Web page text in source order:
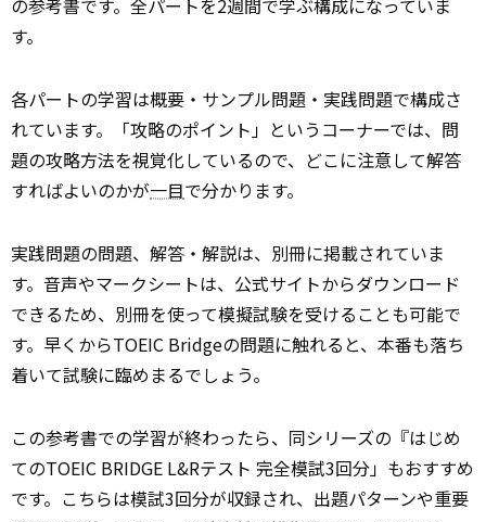
の参考書です。全パートを2週間で学ぶ構成になっていま
す。
各パートの学習は概要・サンプル問題・実践問題で構成さ
れています。「攻略のポイント」というコーナーでは、問
題の攻略方法を視覚化しているので、どこに注意して解答
すればよいのかが一目で分かります。
実践問題の問題、解答・解説は、別冊に掲載されていま
す。音声やマークシートは、公式サイトからダウンロード
できるため、別冊を使って模擬試験を受けることも可能で
す。早くからTOEIC Bridgeの問題に触れると、本番も落ち
着いて試験に臨めまるでしょう。
この参考書での学習が終わったら、同シリーズの『はじめ
てのTOEIC BRIDGE L&Rテスト 完全模試3回分」もおすすめ
です。こちらは模試3回分が収録され、出題パターンや重要